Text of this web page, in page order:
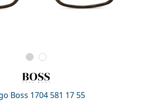
Boss 1704 581 17 55